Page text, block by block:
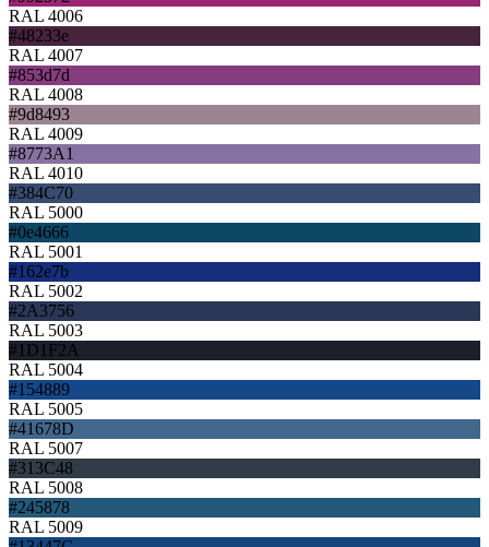
RAL 4006
#48233e
RAL 4007
#853d7d
RAL 4008
#9d8493
RAL 4009
#8773A1
RAL 4010
#384C70
RAL 5000
#0e4666
RAL 5001
#162e7b
RAL 5002
#2A3756
RAL 5003
#1D1F2A
RAL 5004
#154889
RAL 5005
#41678D
RAL 5007
#313C48
RAL 5008
#245878
RAL 5009